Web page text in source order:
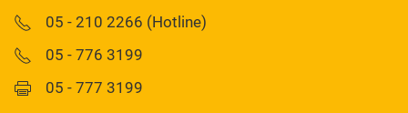
05 - 210 2266 (Hotline)
05 - 776 3199
05 - 777 3199